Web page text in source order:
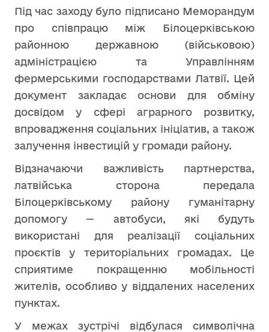
Під час заходу було підписано Меморандум
про співпрацю між Білоцерківською
районною державною (військовою)
адміністрацією та Управлінням
фермерськими господарствами Латвії. Цей
документ закладає основи для обміну
досвідом у сфері аграрного розвитку,
впровадження соціальних ініціатив, а також
залучення інвестицій у громади району.
Відзначаючи важливість партнерства,
латвійська сторона передала
Білоцерківському району гуманітарну
допомогу — автобуси, які будуть
використані для реалізації соціальних
проєктів у територіальних громадах. Це
сприятиме покращенню мобільності
жителів, особливо у віддалених населених
пунктах.
У межах зустрічі відбулася символічна